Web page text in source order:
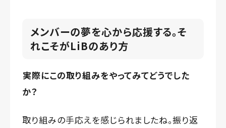
メンバーの夢を心から応援する。そ
れこそがLiBのあり方
実際にこの取り組みをやってみてどうでした
か？
取り組みの手応えを感じられましたね。振り返